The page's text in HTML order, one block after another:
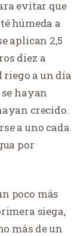
evitar que
húmeda a
aplican 2,5
diez a
riego a un día
hayan
crecido.
a uno cada
por
poco más
siega,
más de un